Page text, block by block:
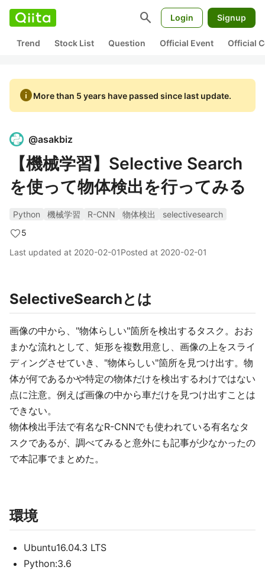
search Login Signup
Trend Stock List Question Official Event Official
infoMore than 5 years have passed since last update.
@asakbiz
【機械学習】Selective Search
を使って物体検出を行ってみる
Python 機械学習 R-CNN 物体検出
selectivesearch
5
Last updated at 2020-02-01Posted at 2020-02-01
SelectiveSearchとは
画像の中から、"物体らしい"箇所を検出するタスク。おお
まかな流れとして、矩形を複数用意し、画像の上をスライ
ディングさせていき、"物体らしい"箇所を見つけ出す。物
体が何であるかや特定の物体だけを検出するわけではない
点に注意。例えば画像の中から車だけを見つけ出すことは
できない。
物体検出手法で有名なR-CNNでも使われている有名なタ
スクであるが、調べてみると意外にも記事が少なかったの
で本記事でまとめた。
環境
Ubuntu16.04.3 LTS
Python:3.6